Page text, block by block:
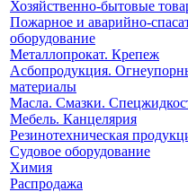
Хозяйственно-бытовые
Пожарное и аварийно-
оборудование
Металлопрокат. Крепеж
Асбопродукция.
материалы
Масла. Смазки.
Мебель. Канцелярия
Резинотехническая
Судовое оборудование
Химия
Распродажа